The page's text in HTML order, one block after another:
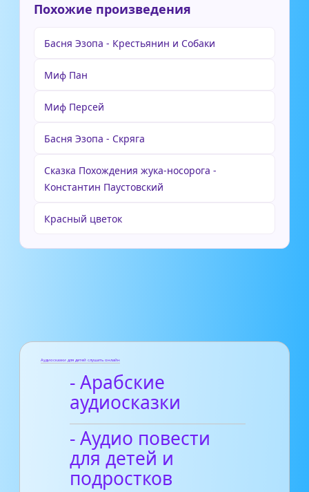
Похожие произведения
Басня Эзопа - Крестьянин и Собаки
Миф Пан
Миф Персей
Басня Эзопа - Скряга
Сказка Похождения жука-носорога -
Константин Паустовский
Красный цветок
Аудиосказки для детей слушать онлайн
- Арабские
аудиосказки
- Аудио повести
для детей и
подростков